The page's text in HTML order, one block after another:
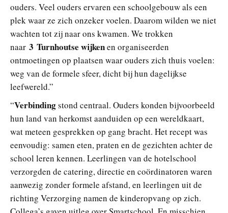
ouders. Veel ouders ervaren een schoolgebouw als een
plek waar ze zich onzeker voelen. Daarom wilden we niet
wachten tot zij naar ons kwamen. We trokken
naar 3 Turnhoutse wijkenen organiseerden
ontmoetingen op plaatsen waar ouders zich thuis voelen:
weg van de formele sfeer, dicht bij hun dagelijkse
leefwereld.”
“Verbindingstond centraal. Ouders konden bijvoorbeeld
hun land van herkomst aanduiden op een wereldkaart,
wat meteen gesprekken op gang bracht. Het recept was
eenvoudig: samen eten, praten en de gezichten achter de
school leren kennen. Leerlingen van de hotelschool
verzorgden de catering, directie en coördinatoren waren
aanwezig zonder formele afstand, en leerlingen uit de
richting Verzorging namen de kinderopvang op zich.